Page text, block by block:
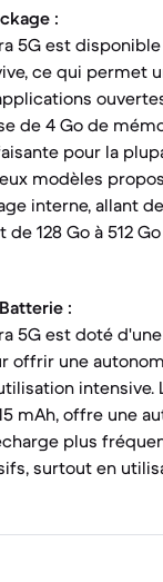
:
5G est
ce qui permet
de 4 Go de
pour la
modèles
interne, allant
de 128 Go à 512
:
5G est doté
offrir une
intensive.
mAh, offre une
plus
surtout en